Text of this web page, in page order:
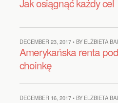
Jak osiągnąć każdy cel
DECEMBER 23, 2017 • BY ELŻBIETA
Amerykańska renta pod
choinkę
DECEMBER 16, 2017 • BY ELŻBIETA